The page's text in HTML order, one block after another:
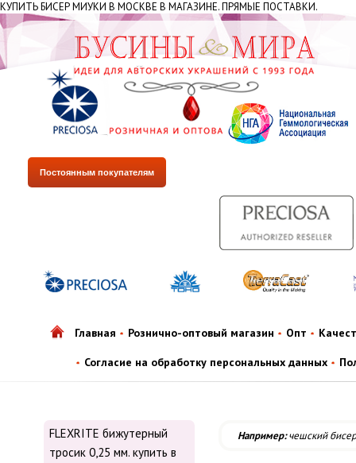
КУПИТЬ БИСЕР МИУКИ В МОСКВЕ В МАГАЗИНЕ. ПРЯМЫЕ ПОСТАВКИ.
Постоянным покупателям
Главная Рознично-оптовый магазин Опт
Согласие на обработку персональных данных
FLEXRITE бижутерный
тросик 0,25 мм. купить в
Например:чешский бисер